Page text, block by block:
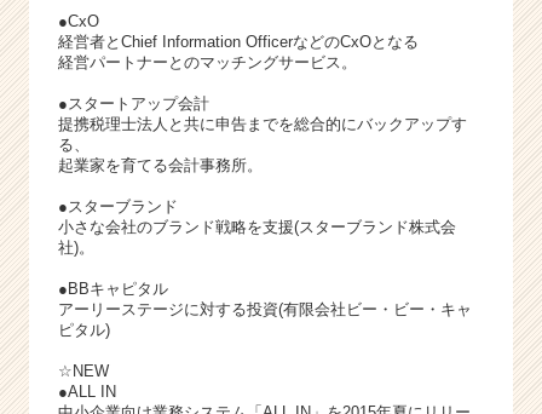
●CxO
経営者とChief Information OfficerなどのCxOとなる
経営パートナーとのマッチングサービス。
●スタートアップ会計
提携税理士法人と共に申告までを総合的にバックアップす
る、
起業家を育てる会計事務所。
●スターブランド
小さな会社のブランド戦略を支援(スターブランド株式会
社)。
●BBキャピタル
アーリーステージに対する投資(有限会社ビー・ビー・キャ
ピタル)
☆NEW
●ALL IN